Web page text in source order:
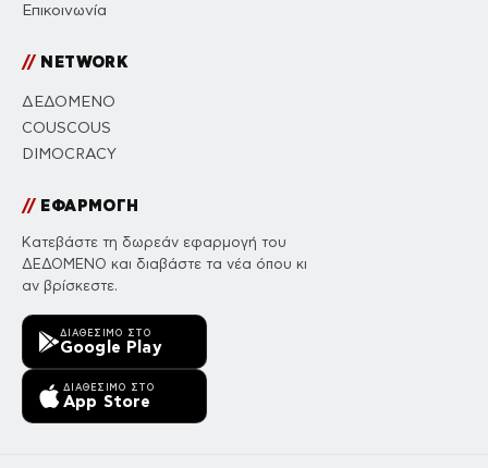
Επικοινωνία
//NETWORK
ΔΕΔΟΜΕΝΟ
COUSCOUS
DIMOCRACY
//ΕΦΑΡΜΟΓΗ
Κατεβάστε τη δωρεάν εφαρμογή του
ΔΕΔΟΜΕΝΟ και διαβάστε τα νέα όπου κι
αν βρίσκεστε.
ΔΙΑΘΈΣΙΜΟ ΣΤΟ
Google Play
ΔΙΑΘΈΣΙΜΟ ΣΤΟ
App Store